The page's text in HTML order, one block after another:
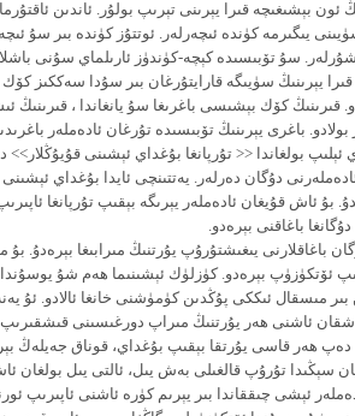
ئون بېشىغىچە قىرا يېرىنى تېرىپ بولۇر. ئاندىن
يىگىرمە كۈندە ئىچەرلەر. ئوتتۇز كۈندە بىر سۇ
سۇ تۆبىسىدە كېچە-كۈندۈز ئارىلماي سۇنى
يېرىنىڭ سۈيىگە قارايتۇرغان بىر سۇدا سەككىز
قىرىنىڭ كۆك بېشىسى باغرىغا سۇ يانغاندا ، قىرىنىڭ
بولادو. باغرى يېرىنىڭ تۆبىسىدە تۇرغان ئادەملەر
ئېلىپ بولغاندا << تۇرپانغا بۇغداي ئېشىنى
دۇگان دەرلەر. يەتتىنچى ئايدا بۇغداي
بۇ ئاش قۇيغان ئادەملەر يېرىگە بېقىپ تۇرپانغا
باغاقنى بېرەدو.
باغاقلارنى يىغىشتۇرۇپ يۇرتنىڭ مىرابىغا بېرەدۇ.
ئۆتكۈزۈپ بېرەدو. كۈزلۈك ئېشىنىما ھەم شۇ يوسۇندا
بىر مىسقال ئىككى پۇڭدىن كۈمۈشنى خانغا ئالادو. ئۇ
ئاشنى ھەر يۇرتنىڭ مىراپ دورغىسىنى
دەپ ھەر قاسى يۇرتقا بېقىپ بۇغداي، قوناق جەيلەڭ
سېڭىدا تۇرۇپ قالغىلى بەش يىل، ئالتى يىل بولغان
ئېشى چىققاندا بىر يېرىم كۈرە ئاشنى ئاپىرىپ